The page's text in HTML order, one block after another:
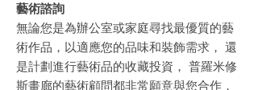
藝術諮詢
無論您是為辦公室或家庭尋找最優質的藝
術作品，以適應您的品味和裝飾需求， 還
是計劃進行藝術品的收藏投資，​​ 普羅米修
斯畫廊的藝術顧問都非常願意與您合作，